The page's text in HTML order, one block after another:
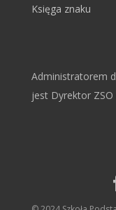
Księga znaku
Administratorem
jest Dyrektor ZSO